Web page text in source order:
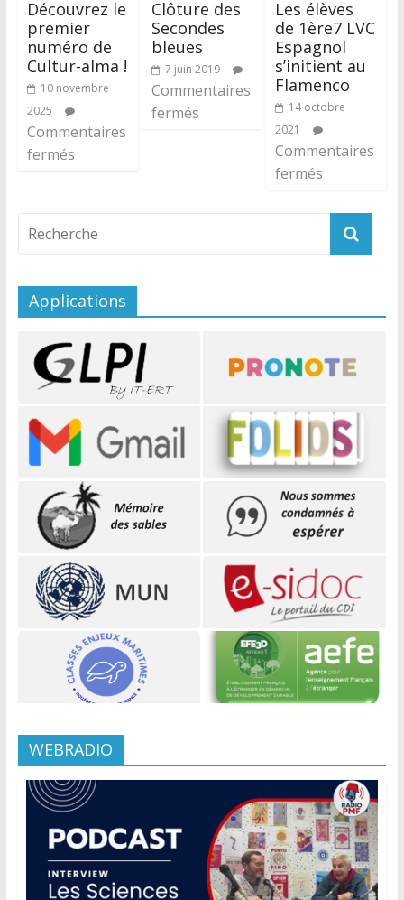
Découvrez le
premier
numéro de
Cultur-alma !
10 novembre
2025
Commentaires
fermés
Clôture des
Secondes
bleues
7 juin 2019
Commentaires
fermés
Les élèves
de 1ère7 LVC
Espagnol
s’initient au
Flamenco
14 octobre
2021
Commentaires
fermés
Applications
WEBRADIO